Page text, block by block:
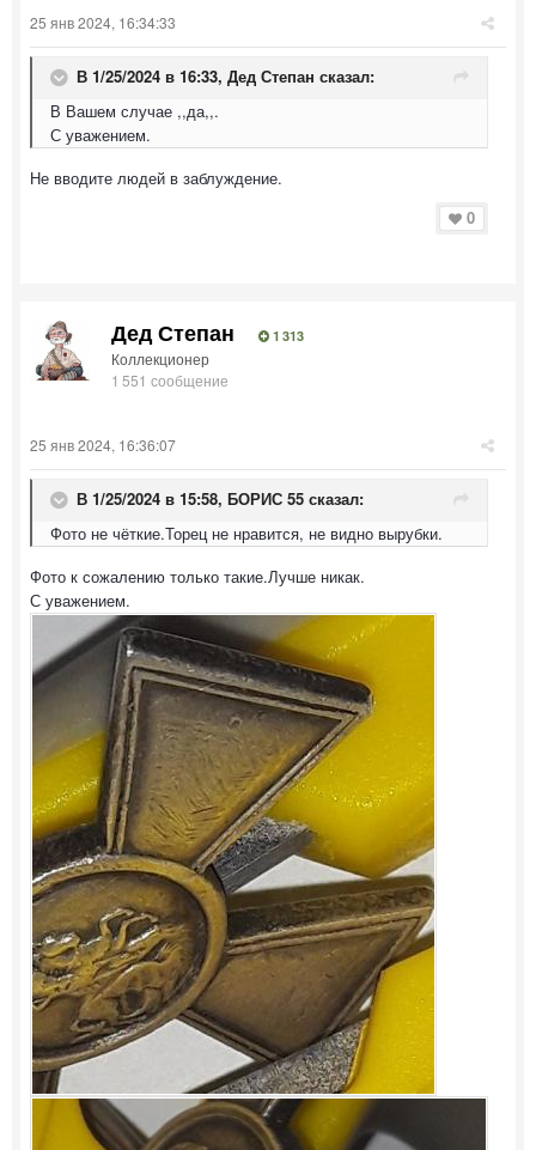
25 янв 2024, 16:34:33
В 1/25/2024 в 16:33, Дед Степан сказал:
В Вашем случае ,,да,,.
С уважением.
Не вводите людей в заблуждение.
0
Дед Степан 1 313
Коллекционер
1 551 сообщение
25 янв 2024, 16:36:07
В 1/25/2024 в 15:58, БОРИС 55 сказал:
Фото не чёткие.Торец не нравится, не видно вырубки.
Фото к сожалению только такие.Лучше никак.
С уважением.